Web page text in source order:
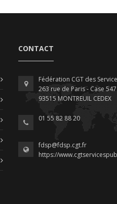
CONTACT
Fédération CGT des
263 rue de Paris - Case 547
93515 MONTREUIL CEDEX
01 55 82 88 20
fdsp@fdsp.cgt.fr
https://